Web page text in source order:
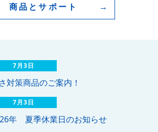
商品とサポート
7月3日
対策商品のご案内！
7月3日
年 夏季休業日のお知らせ